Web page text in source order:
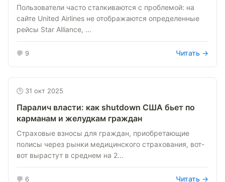
Пользователи часто сталкиваются с проблемой: на
сайте United Airlines не отображаются определенные
рейсы Star Alliance, ...
💬 9 Читать →
🕒 31 окт 2025
Паралич власти: как shutdown США бьет по
карманам и желудкам граждан
Страховые взносы для граждан, приобретающие
полисы через рынки медицинского страхования, вот-
вот вырастут в среднем на 2...
💬 6 Читать →